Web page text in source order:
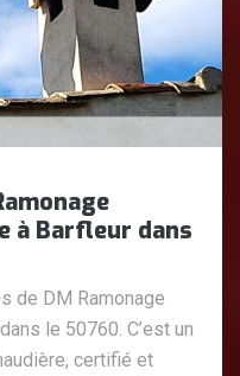
à Barfleur dans
de DM Ramonage
le 50760. C’est un
certifié et